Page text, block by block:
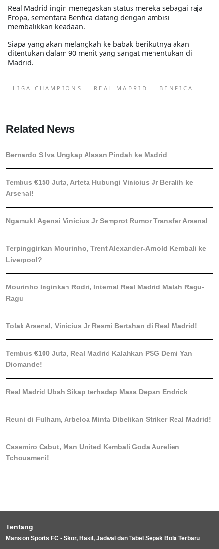
Real Madrid ingin menegaskan status mereka sebagai raja
Eropa, sementara Benfica datang dengan ambisi
membalikkan keadaan.
Siapa yang akan melangkah ke babak berikutnya akan
ditentukan dalam 90 menit yang sangat menentukan di
Madrid.
LIGA CHAMPIONS REAL MADRID BENFICA
Related News
Bernardo Silva Ungkap Alasan Pindah ke Madrid
Tembus €150 Juta, Arteta Hubungi Vinicius Jr Beralih ke
Arsenal!
Ngamuk! Agensi Vinicius Jr Semprot Rumor Transfer Arsenal
Terpinggirkan Mourinho, Trent Alexander-Arnold Kembali ke
Liverpool?
Mourinho Inginkan Rodri, Internal Real Madrid Malah Ragu-
Ragu
Tolak Arsenal, Vinicius Jr Resmi Bertahan di Real Madrid!
Tembus €100 Juta, Real Madrid Kalahkan PSG Demi Yan
Diomande!
Real Madrid Ubah Sikap terhadap Masa Depan Endrick
Reuni di Fulham, Arbeloa Minta Dibelikan Striker Real Madrid!
Casemiro Cabut, Man United Kembali Goda Aurelien
Tchouameni!
Tentang
Mansion Sports FC - Skor, Hasil, Jadwal dan Tabel Sepak Bola Terbaru